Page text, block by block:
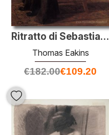
Ritratto di Sebastiano Cardinale Martinelli
Thomas Eakins
€182.00€109.20